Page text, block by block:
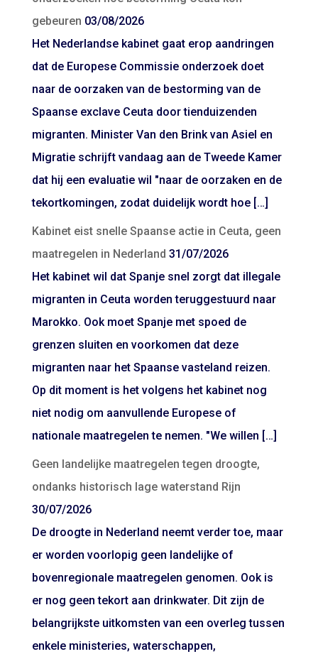
gebeuren 03/08/2026
Het Nederlandse kabinet gaat erop aandringen
dat de Europese Commissie onderzoek doet
naar de oorzaken van de bestorming van de
Spaanse exclave Ceuta door tienduizenden
migranten. Minister Van den Brink van Asiel en
Migratie schrijft vandaag aan de Tweede Kamer
dat hij een evaluatie wil "naar de oorzaken en de
tekortkomingen, zodat duidelijk wordt hoe […]
Kabinet eist snelle Spaanse actie in Ceuta, geen
maatregelen in Nederland 31/07/2026
Het kabinet wil dat Spanje snel zorgt dat illegale
migranten in Ceuta worden teruggestuurd naar
Marokko. Ook moet Spanje met spoed de
grenzen sluiten en voorkomen dat deze
migranten naar het Spaanse vasteland reizen.
Op dit moment is het volgens het kabinet nog
niet nodig om aanvullende Europese of
nationale maatregelen te nemen. "We willen […]
Geen landelijke maatregelen tegen droogte,
ondanks historisch lage waterstand Rijn
30/07/2026
De droogte in Nederland neemt verder toe, maar
er worden voorlopig geen landelijke of
bovenregionale maatregelen genomen. Ook is
er nog geen tekort aan drinkwater. Dit zijn de
belangrijkste uitkomsten van een overleg tussen
enkele ministeries, waterschappen,